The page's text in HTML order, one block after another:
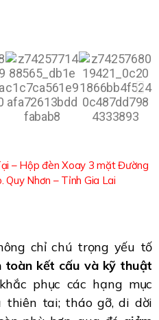
– Hộp đèn Xoay 3 mặt Đường
Quy Nhơn – Tỉnh Gia Lai
chỉ chú trọng yếu tố
toàn kết cấu và kỹ thuật
phục các hạng mục
thiên tai; tháo gỡ, di dời